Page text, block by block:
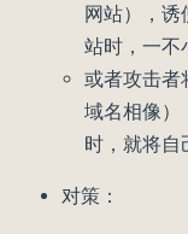
网站），诱
站时，一不
或者攻击者
域名相像）
时，就将自
对策：